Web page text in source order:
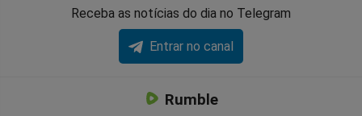
Receba as notícias do dia no Telegram
Entrar no canal
Rumble